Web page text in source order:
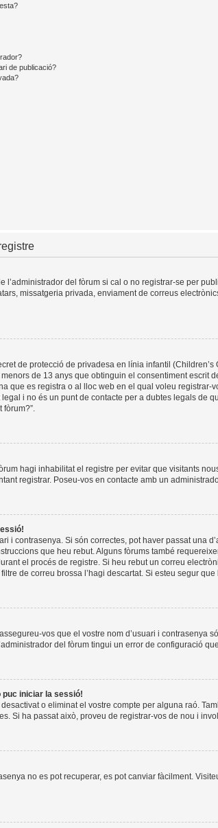
de publicació?
l’administrador del fòrum si cal o no registrar-se per
missatgeria privada, enviament de correus
de protecció de privadesa en línia infantil
de 13 anys que obtinguin el consentiment escrit
que es registra o al lloc web en el qual voleu
i no és un punt de contacte per a dubtes legals de
hagi inhabilitat el registre per evitar que visitants
registrar. Poseu-vos en contacte amb un
i contrasenya. Si són correctes, pot haver passat una
que heu rebut. Alguns fòrums també
el procés de registre. Si heu rebut un correu
de correu brossa l’hagi descartat. Si esteu segur
vos que el vostre nom d’usuari i
del fòrum tingui un error de configuració
puc iniciar la sessió!
o eliminat el vostre compte per alguna raó.
Si ha passat això, proveu de registrar-vos de nou i
no es pot recuperar, es pot canviar fàcilment.